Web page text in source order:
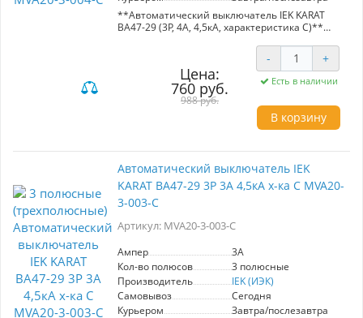
**Автоматический выключатель IEK KARAT
ВА47-29 (3Р, 4А, 4,5кА, характеристика C)**
Автоматический выключатель ВА47-29
предназначен для надежной защиты
распределительных и групповых цепей с
различной нагрузкой. Подходит для
управления электроприборами и освещением
(характеристика B), а также для двигателей с
небольшими пусковыми токами, таких как
C). Рекомендуется для использования в
вводно-распределительных устройствах
жилых и общественных зданий. Обеспечивает
высокую степень защиты с номинальным
током 4А и максимальным коротким
замыканием 4,5кА.
**Производитель:** IEK (ИЭК)
**Артикул:** MVA20-3-004-C
Цена:
760 руб.
988 руб.
- +
Есть в наличии
В корзину
Автоматический выключатель IEK
KARAT ВА47-29 3Р 3А 4,5кА х-ка С MVA20-
3-003-C
Артикул: MVA20-3-003-C
Ампер
3A
Кол-во полюсов
3 полюсные
Производитель
IEK (ИЭК)
Самовывоз
Сегодня
Курьером
Завтра/послезавтра